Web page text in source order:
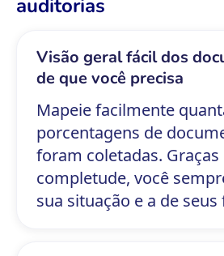
auditorias
Visão geral fácil dos
de que você precisa
Mapeie facilmente
porcentagens de
foram coletadas.
completude, você
sua situação e a de